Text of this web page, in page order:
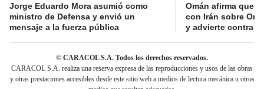
Jorge Eduardo Mora asumió como
ministro de Defensa y envió un
mensaje a la fuerza pública
Omán afirma que
con Irán sobre
y advierte contra
© CARACOL S.A. Todos los derechos reservados.
CARACOL S.A. realiza una reserva expresa de las reproducciones y usos de las obras
y otras prestaciones accesibles desde este sitio web a medios de lectura mecánica u otros